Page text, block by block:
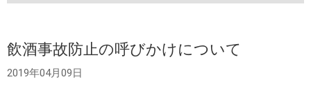
飲酒事故防止の呼びかけについて
2019年04月09日